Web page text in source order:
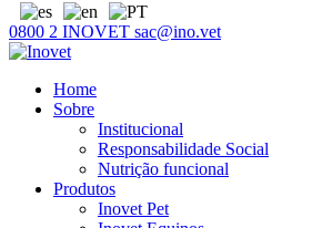
0800 2 INOVET sac@ino.vet
Home
Sobre
Institucional
Responsabilidade Social
Nutrição funcional
Produtos
Inovet Pet